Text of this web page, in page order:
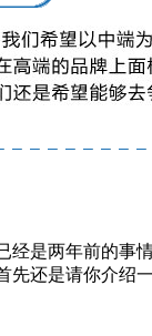
经是两年前的事
先还是请你介绍